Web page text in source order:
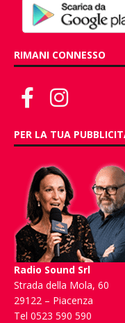
RIMANI CONNESSO
PER LA TUA
Radio Sound Srl
Strada della Mola, 60
29122 – Piacenza
Tel 0523 590 590